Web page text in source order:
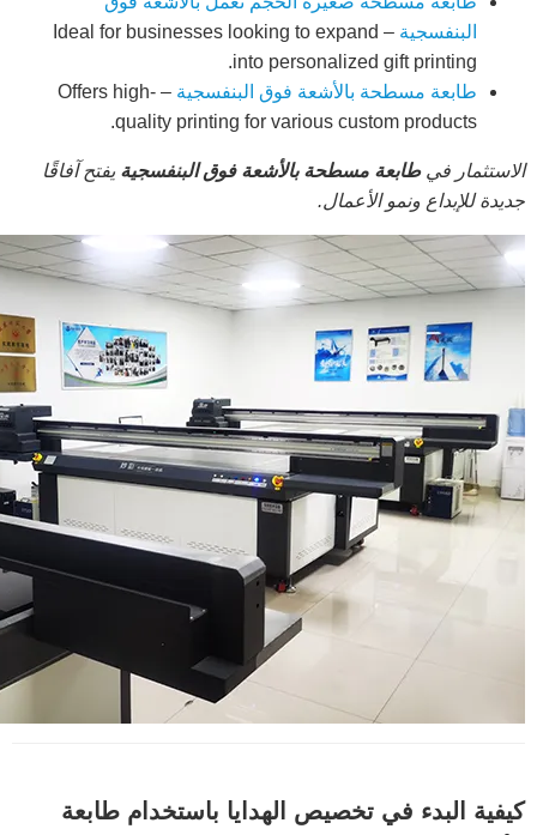
البنفسجية
– Ideal for businesses looking to expand
into personalized gift printing.
طابعة مسطحة بالأشعة فوق البنفسجية
– Offers high-
quality printing for various custom products.
الاستثمار فيطابعة مسطحة بالأشعة فوق البنفسجية يفتح آفاقًا
جديدة للإبداع ونمو الأعمال.
كيفية البدء في تخصيص الهدايا باستخدام طابعة